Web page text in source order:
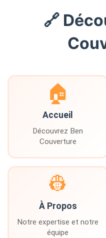
🔗
🏠
Accueil
Découvrez Ben
Couverture
👷
À Propos
Notre expertise et notre
équipe